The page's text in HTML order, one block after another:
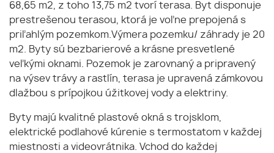
68,65 m2, z toho 13,75 m2 tvorí terasa. Byt disponuje
prestrešenou terasou, ktorá je voľne prepojená s
priľahlým pozemkom.Výmera pozemku/ záhrady je 20
m2. Byty sú bezbarierové a krásne presvetlené
veľkými oknami. Pozemok je zarovnaný a pripravený
na výsev trávy a rastlín, terasa je upravená zámkovou
dlažbou s prípojkou úžitkovej vody a elektriny.
Byty majú kvalitné plastové okná s trojsklom,
elektrické podlahové kúrenie s termostatom v každej
miestnosti a videovrátnika. Vchod do každej